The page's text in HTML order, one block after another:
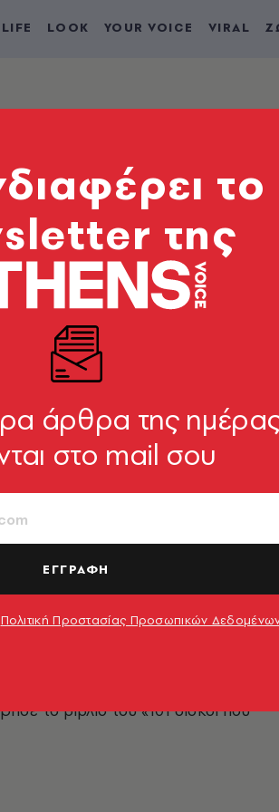
LIFE LOOK YOUR VOICE VIRAL
συνεργάζεται με μουσικά
στο ραδιόφωνο. Ακόμη έχει
διδάξει παραγωγή ραδιοφωνικών
το βιβλίο του «101 δίσκοι που
το
της
άρθρα της
στο mail σου
ΕΓΓΡΑΦΗ
Πολιτική Προστασίας Προσωπικών